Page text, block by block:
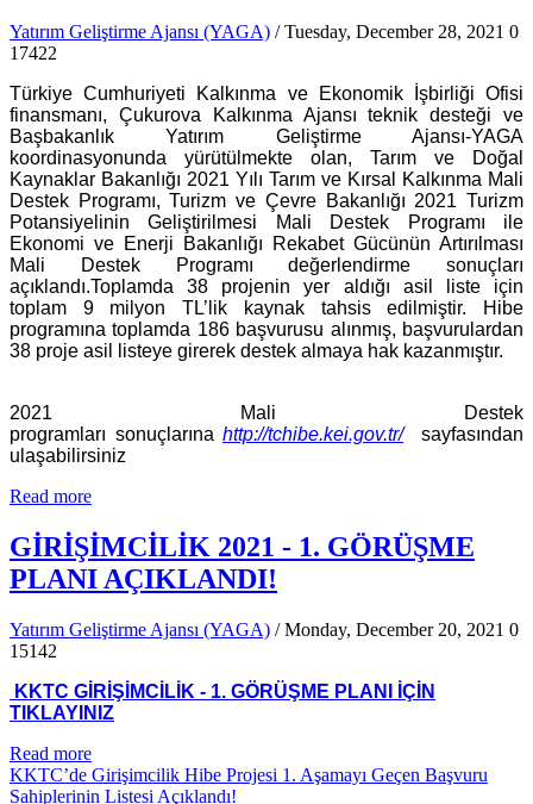
Yatırım Geliştirme Ajansı (YAGA) / Tuesday, December 28, 2021 0
17422
Türkiye Cumhuriyeti Kalkınma ve Ekonomik İşbirliği Ofisi
finansmanı, Çukurova Kalkınma Ajansı teknik desteği ve
Başbakanlık Yatırım Geliştirme Ajansı-YAGA
koordinasyonunda yürütülmekte olan, Tarım ve Doğal
Kaynaklar Bakanlığı 2021 Yılı Tarım ve Kırsal Kalkınma Mali
Destek Programı, Turizm ve Çevre Bakanlığı 2021 Turizm
Potansiyelinin Geliştirilmesi Mali Destek Programı ile
Ekonomi ve Enerji Bakanlığı Rekabet Gücünün Artırılması
Mali Destek Programı değerlendirme sonuçları
açıklandı.Toplamda 38 projenin yer aldığı asil liste için
toplam 9 milyon TL’lik kaynak tahsis edilmiştir. Hibe
programına toplamda 186 başvurusu alınmış, başvurulardan
38 proje asil listeye girerek destek almaya hak kazanmıştır.
2021 Mali Destek
programları sonuçlarına http://tchibe.kei.gov.tr/
sayfasından
ulaşabilirsiniz
Read more
GİRİŞİMCİLİK 2021 - 1. GÖRÜŞME
PLANI AÇIKLANDI!
Yatırım Geliştirme Ajansı (YAGA) / Monday, December 20, 2021 0
15142
KKTC GİRİŞİMCİLİK - 1. GÖRÜŞME PLANI İÇİN
TIKLAYINIZ
Read more
KKTC’de Girişimcilik Hibe Projesi 1. Aşamayı Geçen Başvuru
Sahiplerinin Listesi Açıklandı!